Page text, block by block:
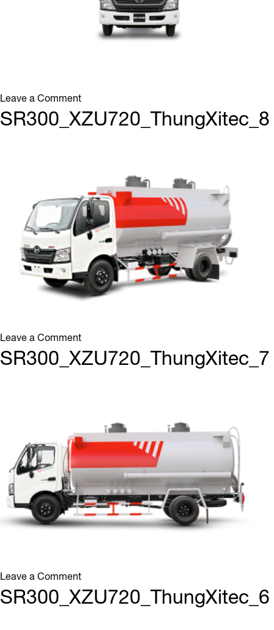
Leave a Commenton
SR300_XZU720_ThungXitec_8
Leave a Commenton
SR300_XZU720_ThungXitec_8
SR300_XZU720_ThungXitec_7
Leave a Commenton
SR300_XZU720_ThungXitec_7
SR300_XZU720_ThungXitec_6